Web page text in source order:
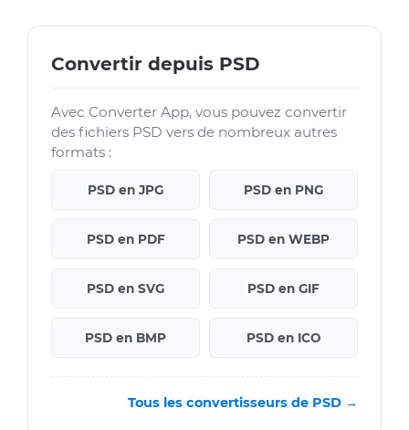
Convertir depuis PSD
Avec Converter App, vous pouvez convertir
des fichiers PSD vers de nombreux autres
formats :
PSD en JPG PSD en PNG
PSD en PDF PSD en WEBP
PSD en SVG PSD en GIF
PSD en BMP PSD en ICO
Tous les convertisseurs de PSD →